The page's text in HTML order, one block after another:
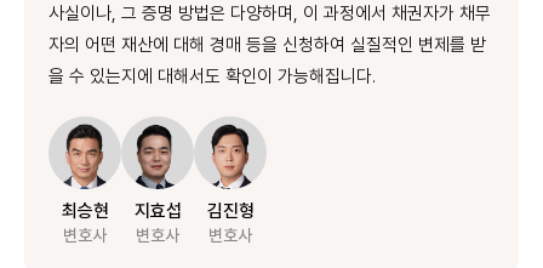
사실이나, 그 증명 방법은 다양하며, 이 과정에서 채권자가 채무
자의 어떤 재산에 대해 경매 등을 신청하여 실질적인 변제를 받
을 수 있는지에 대해서도 확인이 가능해집니다.
최승현
변호사
지효섭
변호사
김진형
변호사